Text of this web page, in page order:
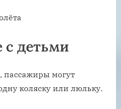
с детьми
пассажиры могут
коляску или люльку.